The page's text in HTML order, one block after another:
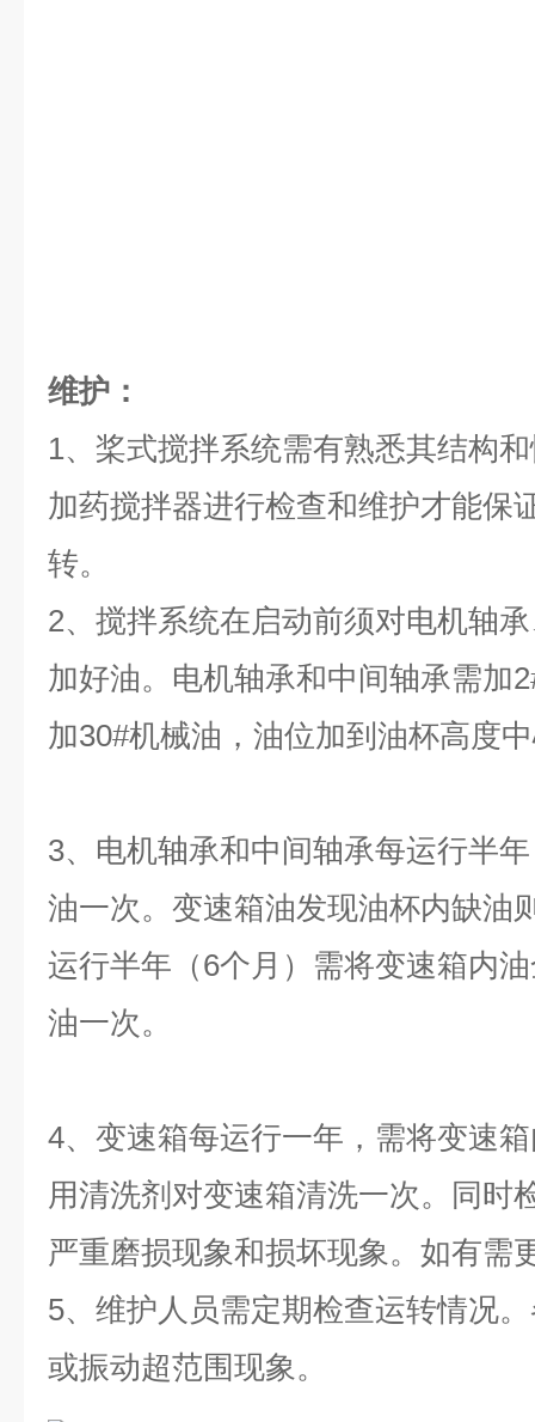
维护：
1、桨式搅拌系统需有熟悉其结构
加药搅拌器进行检查和维护才能保
转。
2、搅拌系统在启动前须对电机轴
加好油。电机轴承和中间轴承需加
加30#机械油，油位加到油杯高度
3、电机轴承和中间轴承每运行半
油一次。变速箱油发现油杯内缺油
运行半年（6个月）需将变速箱内
油一次。
4、变速箱每运行一年，需将变速
用清洗剂对变速箱清洗一次。同时
严重磨损现象和损坏现象。如有
5、维护人员需定期检查运转情况
或振动超范围现象。